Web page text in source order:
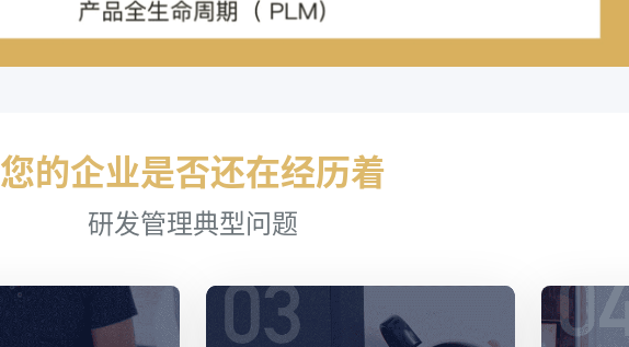
您的企业是否还在经历着
研发管理典型问题